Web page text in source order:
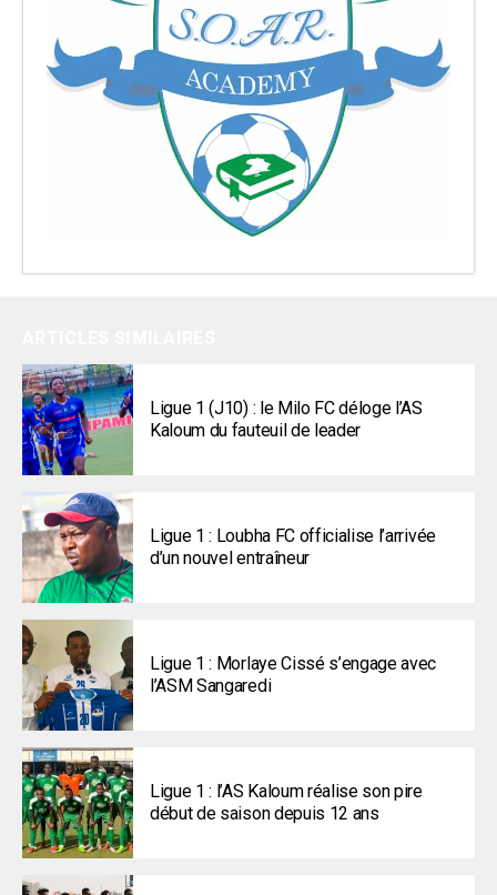
Ligue 1 (J10) : le Milo FC déloge l’AS
Kaloum du fauteuil de leader
Ligue 1 : Loubha FC officialise l’arrivée
d’un nouvel entraîneur
Ligue 1 : Morlaye Cissé s’engage avec
l’ASM Sangaredi
Ligue 1 : l’AS Kaloum réalise son pire
début de saison depuis 12 ans